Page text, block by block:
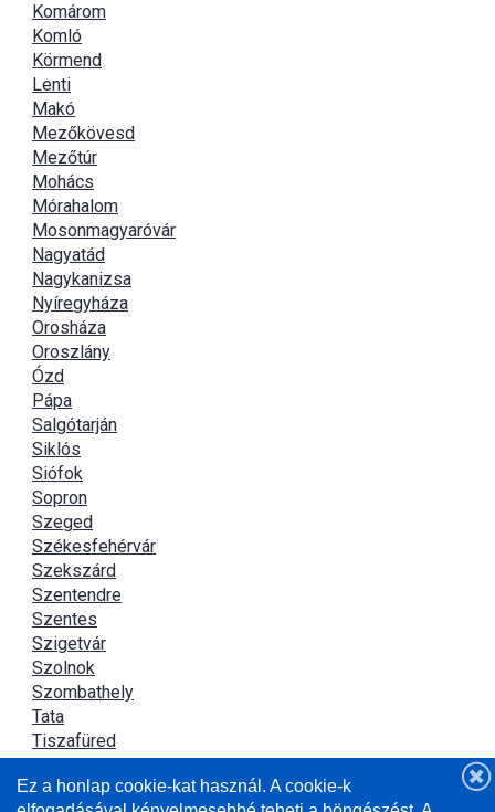
Komárom
Komló
Körmend
Lenti
Makó
Mezőkövesd
Mezőtúr
Mohács
Mórahalom
Mosonmagyaróvár
Nagyatád
Nagykanizsa
Nyíregyháza
Orosháza
Oroszlány
Ózd
Pápa
Salgótarján
Siklós
Siófok
Sopron
Szeged
Székesfehérvár
Szekszárd
Szentendre
Szentes
Szigetvár
Szolnok
Szombathely
Tata
Tiszafüred
Újszász
Ez a honlap cookie-kat használ. A cookie-k